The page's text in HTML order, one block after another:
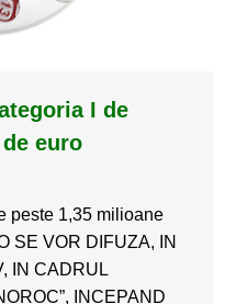
I de
euro
peste 1,35 milioane
SE VOR DIFUZA, IN
IN CADRUL
INCEPAND